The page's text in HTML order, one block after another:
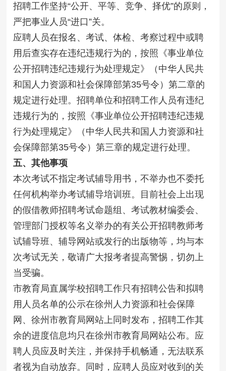
招聘工作坚持“公开、平等、竞争、择优”的原则，
严把事业人员“进口”关。
应聘人员在报名、考试、体检、考察过程中或聘
用后查实存在违纪违规行为的，按照《事业单位
公开招聘违纪违规行为处理规定》（中华人民共
和国人力资源和社会保障部第35号令）第二章的
规定进行处理。招聘单位和招聘工作人员有违纪
违规行为的，按照《事业单位公开招聘违纪违规
行为处理规定》（中华人民共和国人力资源和社
会保障部第35号令）第三章的规定进行处理。
五、其他事项
本次考试不指定考试辅导用书，不举办也不委托
任何机构举办考试辅导培训班。目前社会上出现
的假借教师招聘考试命题组、考试教材编委会、
管理部门授权等名义举办的有关公开招聘教师考
试辅导班、辅导网站或发行的出版物等，均与本
次考试无关，敬请广大报考者提高警惕，切勿上
当受骗。
市教育局直属学校招聘工作只有招聘公告和拟聘
用人员名单的公示在徐州人力资源和社会保障
网、徐州市教育局网站上同时发布，招聘工作其
余的进度信息均只在徐州市教育局网站公布。应
聘人员应及时关注，并保持手机畅通，无法联系
者视为自动放弃。同时，应聘人员应对收到的关